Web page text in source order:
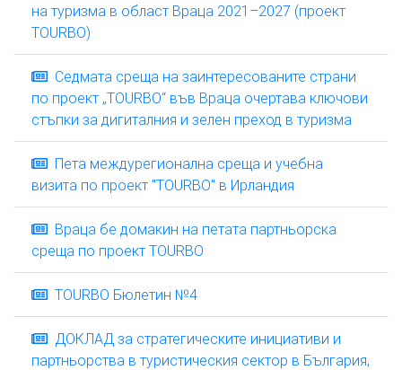
на туризма в област Враца 2021–2027 (проект
TOURBO)
Седмата среща на заинтересованите страни
по проект „TOURBO“ във Враца очертава ключови
стъпки за дигиталния и зелен преход в туризма
Пета междурегионална среща и учебна
визита по проект "TOURBO" в Ирландия
Враца бе домакин на петата партньорска
среща по проект TOURBO
TOURBO Бюлетин №4
ДОКЛАД за стратегическите инициативи и
партньорства в туристическия сектор в България,